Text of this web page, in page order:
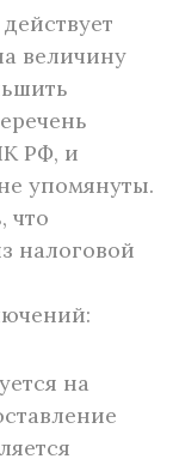
величину
РФ, и
упомянуты.
что
налоговой
на